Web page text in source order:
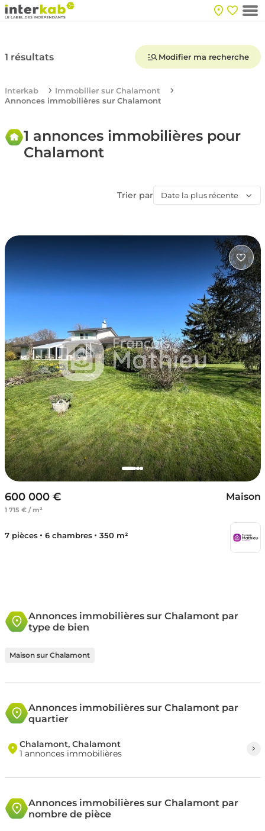
1 résultats Modifier ma recherche
Interkab
Immobilier sur Chalamont
Annonces immobilières sur Chalamont
1 annonces immobilières pour
Chalamont
Trier par Date la plus récente
600 000 €
1 715 € / m²
Maison
7 pièces 6 chambres 350 m²
Annonces immobilières sur Chalamont par
type de bien
Maison sur Chalamont
Annonces immobilières sur Chalamont par
quartier
Chalamont, Chalamont
1 annonces immobilières
Annonces immobilières sur Chalamont par
nombre de pièce